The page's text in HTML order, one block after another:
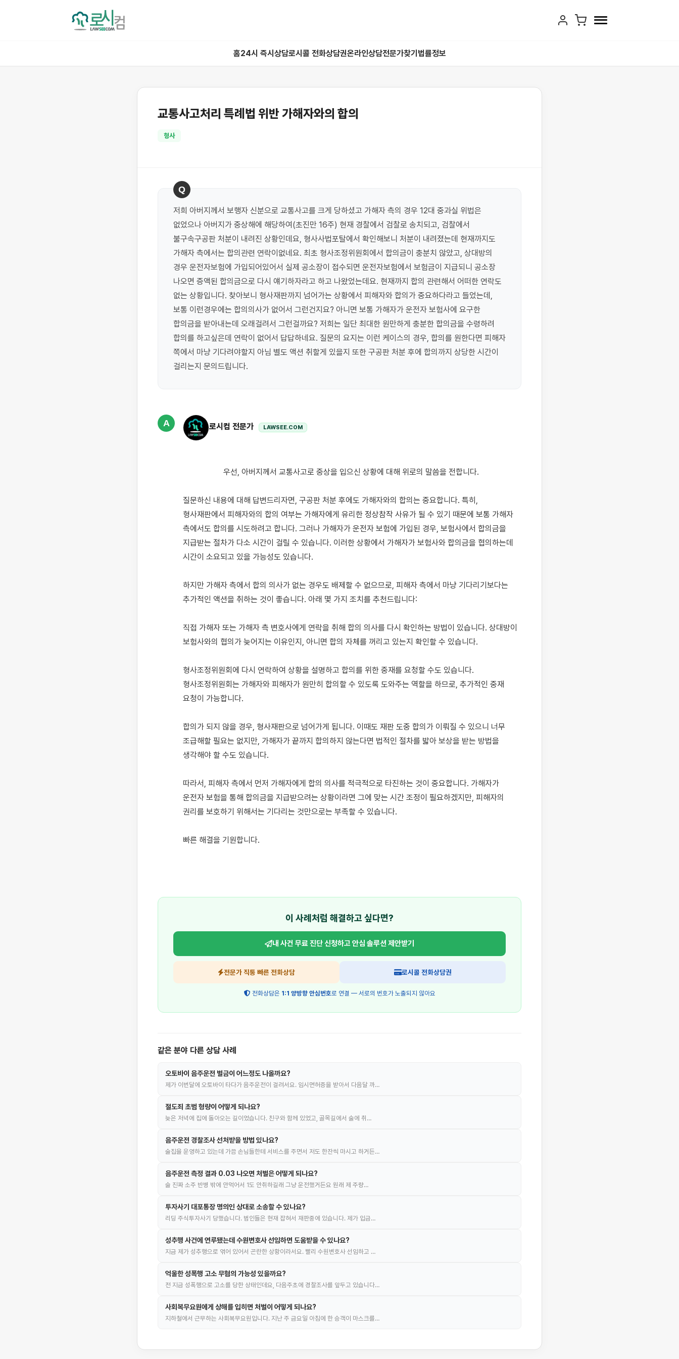
홈24시 즉시상담로시콜 전화상담권온라인상담전문가찾기 법률정보
교통사고처리 특례법 위반 가해자와의 합의
형사
Q
저희 아버지께서 보행자 신분으로 교통사고를 크게 당하셨고 가해자 측의 경우 12대 중과실 위법은
없었으나 아버지가 중상해에 해당하여(초진만 16주) 현재 경찰에서 검찰로 송치되고, 검찰에서
불구속구공판 처분이 내려진 상황인데요, 형사사법포탈에서 확인해보니 처분이 내려졌는데 현재까지도
가해자 측에서는 합의관련 연락이없네요. 최초 형사조정위원회에서 합의금이 충분치 않았고, 상대방의
경우 운전자보험에 가입되어있어서 실제 공소장이 접수되면 운전자보험에서 보험금이 지급되니 공소장
나오면 증액된 합의금으로 다시 얘기하자라고 하고 나왔었는데요. 현재까지 합의 관련해서 어떠한 연락도
없는 상황입니다. 찾아보니 형사재판까지 넘어가는 상황에서 피해자와 합의가 중요하다라고 들었는데,
보통 이런경우에는 합의의사가 없어서 그런건지요? 아니면 보통 가해자가 운전자 보험사에 요구한
합의금을 받아내는데 오래걸려서 그런걸까요? 저희는 일단 최대한 원만하게 충분한 합의금을 수령하려
합의를 하고싶은데 연락이 없어서 답답하네요. 질문의 요지는 이런 케이스의 경우, 합의를 원한다면 피해자
쪽에서 마냥 기다려야할지 아님 별도 액션 취할게 있을지 또한 구공판 처분 후에 합의까지 상당한 시간이
걸리는지 문의드립니다.
A 로시컴 전문가 LAWSEE.COM
질문하신 내용에 대해 답변드리자면, 구공판 처분 후에도 가해자와의 합의는 중요합니다. 특히,
형사재판에서 피해자와의 합의 여부는 가해자에게 유리한 정상참작 사유가 될 수 있기 때문에 보통 가해자
측에서도 합의를 시도하려고 합니다. 그러나 가해자가 운전자 보험에 가입된 경우, 보험사에서 합의금을
지급받는 절차가 다소 시간이 걸릴 수 있습니다. 이러한 상황에서 가해자가 보험사와 합의금을 협의하는데
시간이 소요되고 있을 가능성도 있습니다.
하지만 가해자 측에서 합의 의사가 없는 경우도 배제할 수 없으므로, 피해자 측에서 마냥 기다리기보다는
추가적인 액션을 취하는 것이 좋습니다. 아래 몇 가지 조치를 추천드립니다:
직접 가해자 또는 가해자 측 변호사에게 연락을 취해 합의 의사를 다시 확인하는 방법이 있습니다. 상대방이
보험사와의 협의가 늦어지는 이유인지, 아니면 합의 자체를 꺼리고 있는지 확인할 수 있습니다.
형사조정위원회에 다시 연락하여 상황을 설명하고 합의를 위한 중재를 요청할 수도 있습니다.
형사조정위원회는 가해자와 피해자가 원만히 합의할 수 있도록 도와주는 역할을 하므로, 추가적인 중재
요청이 가능합니다.
합의가 되지 않을 경우, 형사재판으로 넘어가게 됩니다. 이때도 재판 도중 합의가 이뤄질 수 있으니 너무
조급해할 필요는 없지만, 가해자가 끝까지 합의하지 않는다면 법적인 절차를 밟아 보상을 받는 방법을
생각해야 할 수도 있습니다.
따라서, 피해자 측에서 먼저 가해자에게 합의 의사를 적극적으로 타진하는 것이 중요합니다. 가해자가
운전자 보험을 통해 합의금을 지급받으려는 상황이라면 그에 맞는 시간 조정이 필요하겠지만, 피해자의
권리를 보호하기 위해서는 기다리는 것만으로는 부족할 수 있습니다.
빠른 해결을 기원합니다.
이 사례처럼 해결하고 싶다면?
내 사건 무료 진단 신청하고안심 솔루션 제안받기
전문가 직통 빠른 전화상담 로시콜 전화상담권
전화상담은 1:1 양방향 안심번호로 연결 — 서로의 번호가 노출되지 않아요
같은 분야 다른 상담 사례
오토바이 음주운전 벌금이 어느정도 나올까요?
제가 이번달에 오토바이 타다가 음주운전이 걸려서요. 임시면허증을 받아서 다음달 까…
절도죄 초범 형량이 어떻게 되나요?
늦은 저녁에 집에 돌아오는 길이었습니다. 친구와 함께 있었고, 골목길에서 술에 취…
음주운전 경찰조사 선처받을 방법 있나요?
술집을 운영하고 있는데 가끔 손님들한테 서비스를 주면서 저도 한잔씩 마시고 하거든…
음주운전 측정 결과 0.03 나오면 처벌은 어떻게 되나요?
술 진짜 소주 반병 밖에 안먹어서 1도 안취하길래 그냥 운전했거든요 원래 제 주량…
투자사기 대포통장 명의인 상대로 소송할 수 있나요?
리딩 주식투자사기 당했습니다. 범인들은 현재 잡혀서 재판중에 있습니다. 제가 입금…
성추행 사건에 연루됐는데 수원변호사 선임하면 도움받을 수 있나요?
지금 제가 성추행으로 엮어 있어서 곤란한 상황이라서요. 빨리 수원변호사 선임하고 …
억울한 성폭행 고소 무혐의 가능성 있을까요?
전 지금 성폭행으로 고소를 당한 상태인데요, 다음주초에 경찰조사를 앞두고 있습니다…
사회복무요원에게 상해를 입히면 처벌이 어떻게 되나요?
지하철에서 근무하는 사회복무요원입니다. 지난 주 금요일 아침에 한 승객이 마스크를…